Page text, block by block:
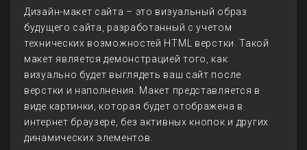
Дизайн-макет сайта – это визуальный образ
будущего сайта, разработанный с учетом
технических возможностей HTML верстки. Такой
макет является демонстрацией того, как
визуально будет выглядеть ваш сайт после
верстки и наполнения. Макет представляется в
виде картинки, которая будет отображена в
интернет браузере, без активных кнопок и других
динамических элементов.